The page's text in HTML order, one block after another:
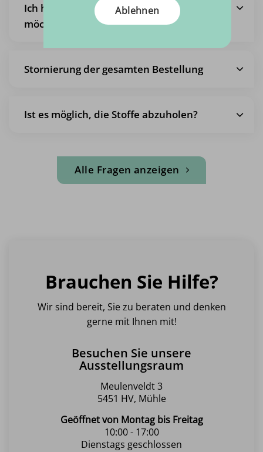
Ich habe eine Bestellung aufgegeben,
möchte sie aber ändern
Stornierung der gesamten Bestellung
Ist es möglich, die Stoffe abzuholen?
Alle Fragen anzeigen
Brauchen Sie Hilfe?
Wir sind bereit, Sie zu beraten und denken
gerne mit Ihnen mit!
Besuchen Sie unsere
Ausstellungsraum
Meulenveldt 3
5451 HV, Mühle
Geöffnet von Montag bis Freitag
10:00 - 17:00
Dienstags geschlossen
Ablehnen